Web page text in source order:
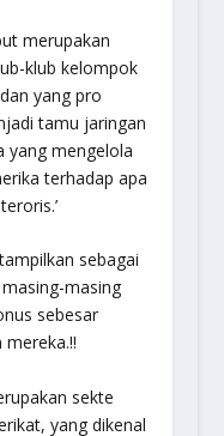
merupakan
klub kelompok
yang pro
tamu jaringan
yang mengelola
terhadap apa
sebagai
masing
sebesar
mereka.!!
sekte
yang dikenal